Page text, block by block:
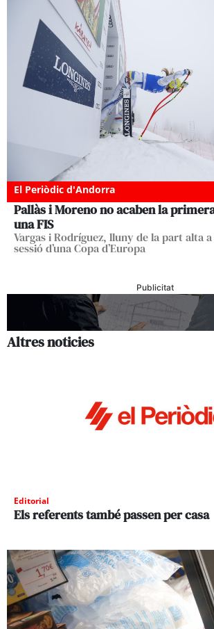
El Periòdic d'Andorra
Pallàs i Moreno no acaben la
una FIS
Vargas i Rodríguez, lluny de la part alta
sessió d’una Copa d’Europa
Publicitat
Altres noticies
Editorial
Els referents també passen per casa